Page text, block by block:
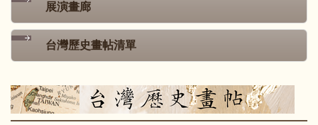
展演畫廊
台灣歷史畫帖清單